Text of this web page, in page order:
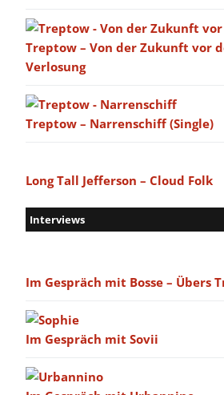
Treptow – Von der Zukunft vor
Verlosung
Treptow – Narrenschiff (Single)
Long Tall Jefferson – Cloud Folk
Interviews
Im Gespräch mit Bosse – Übers
Im Gespräch mit Sovii